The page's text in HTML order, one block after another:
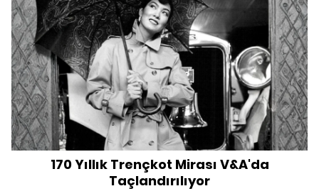
170 Yıllık Trençkot Mirası V&A'da
Taçlandırılıyor